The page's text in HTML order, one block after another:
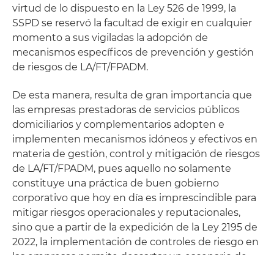
virtud de lo dispuesto en la Ley 526 de 1999, la
SSPD se reservó la facultad de exigir en cualquier
momento a sus vigiladas la adopción de
mecanismos específicos de prevención y gestión
de riesgos de LA/FT/FPADM.
De esta manera, resulta de gran importancia que
las empresas prestadoras de servicios públicos
domiciliarios y complementarios adopten e
implementen mecanismos idóneos y efectivos en
materia de gestión, control y mitigación de riesgos
de LA/FT/FPADM, pues aquello no solamente
constituye una práctica de buen gobierno
corporativo que hoy en día es imprescindible para
mitigar riesgos operacionales y reputacionales,
sino que a partir de la expedición de la Ley 2195 de
2022, la implementación de controles de riesgo en